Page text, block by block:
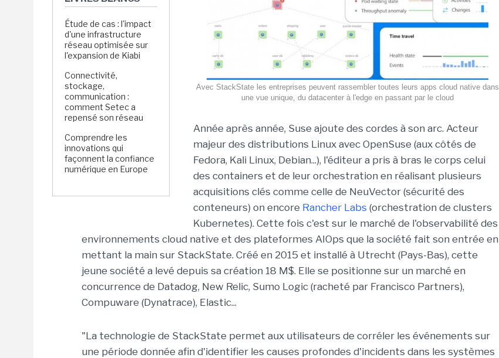
Étude de cas : l'impact
d'une infrastructure
réseau optimisée sur
l'expansion de Kiabi
Connectivité,
stockage,
communication :
comment Setec a
repensé son réseau
Comprendre les
innovations qui
façonnent la confiance
numérique en Europe
Avec StackState les entreprises peuvent rassembler toutes leurs apps cloud native dans
une vue unique, du datacenter à l'edge en passant par le cloud
Année après année, Suse ajoute des cordes à son arc. Acteur
majeur des distributions Linux avec OpenSuse (aux côtés de
Fedora, Kali Linux, Debian...), l'éditeur a pris à bras le corps celui
des containers et de leur orchestration en réalisant plusieurs
acquisitions clés comme celle de NeuVector (sécurité des
conteneurs) on encore Rancher Labs (orchestration de clusters
Kubernetes). Cette fois c'est sur le marché de l'observabilité des
environnements cloud native et des plateformes AIOps que la société fait son entrée en
mettant la main sur StackState. Créé en 2015 et installé à Utrecht (Pays-Bas), cette
jeune société a levé depuis sa création 18 M$. Elle se positionne sur un marché en
concurrence de Datadog, New Relic, Sumo Logic (racheté par Francisco Partners),
Compuware (Dynatrace), Elastic...
"La technologie de StackState permet aux utilisateurs de corréler les événements sur
une période donnée afin d'identifier les causes profondes d'incidents dans les systèmes